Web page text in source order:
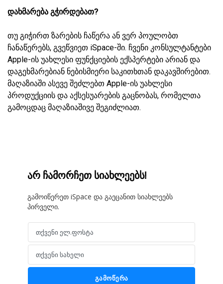
დახმარება გჭირდებათ?
თუ გიჭირთ ზარების ჩაწერა ან ვერ პოულობთ
ჩანაწერებს, გვეწვიეთ iSpace-ში. ჩვენი კონსულტანტები
Apple-ის უახლესი ფუნქციების ექსპერტები არიან და
დაგეხმარებიან ნებისმიერი საკითხთან დაკავშირებით.
მაღაზიაში ასევე შეძლებთ Apple-ის უახლესი
პროდუქციის და აქსესუარების გაცნობას, რომელთა
გამოცდაც მაღაზიაშივე შეგიძლიათ.
არ ჩამორჩეთ სიახლეებს!
გამოიწერეთ iSpace და გაეცანით სიახლეებს
პირველი.
Email
თქვენი ელ.ფოსტა
Name
თქვენი სახელი
გამოწერა